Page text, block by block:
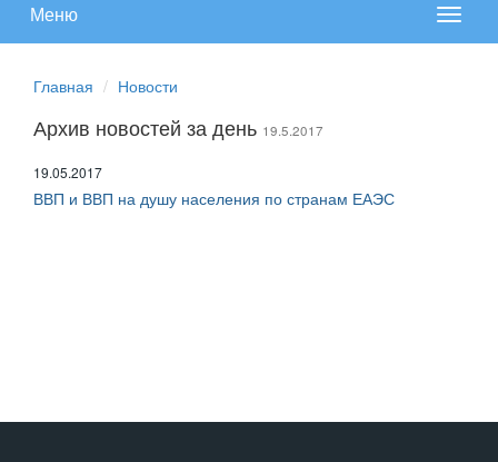
меню
Меню
Главная Новости
Архив новостей за день 19.5.2017
19.05.2017
ВВП и ВВП на душу населения по странам ЕАЭС